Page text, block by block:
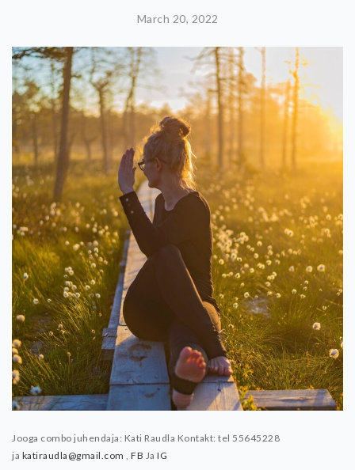
March 20, 2022
Jooga combo juhendaja: Kati Raudla Kontakt: tel 55645228
ja katiraudla@gmail.com FB Ja IG